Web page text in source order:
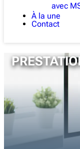
avec
À la une
Contact